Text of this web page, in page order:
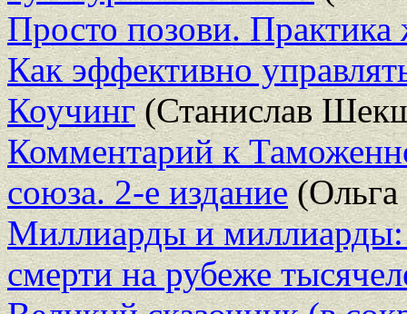
Просто позови. Практика
Как эффективно
Коучинг(Станислав
Комментарий к
союза. 2-е издание(Ольга
Миллиарды и
смерти на рубеже